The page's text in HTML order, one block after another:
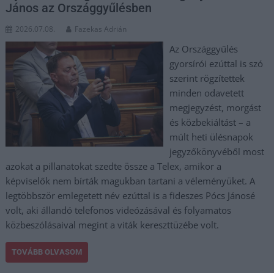
János az Országgyűlésben
2026.07.08. Fazekas Adrián
Az Országgyűlés
gyorsírói ezúttal is szó
szerint rögzítettek
minden odavetett
megjegyzést, morgást
és közbekiáltást – a
múlt heti ülésnapok
jegyzőkönyvéből most
azokat a pillanatokat szedte össze a Telex, amikor a
képviselők nem bírták magukban tartani a véleményüket. A
legtöbbször emlegetett név ezúttal is a fideszes Pócs Jánosé
volt, aki állandó telefonos videózásával és folyamatos
közbeszólásaival megint a viták kereszttüzébe volt.
TOVÁBB OLVASOM